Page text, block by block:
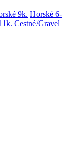
9k. Horské 6-
Cestné/Gravel